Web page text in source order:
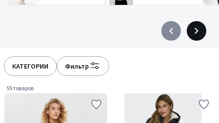
PrécédentSuivant
КАТЕГОРИИ Фильтр
55 товаров